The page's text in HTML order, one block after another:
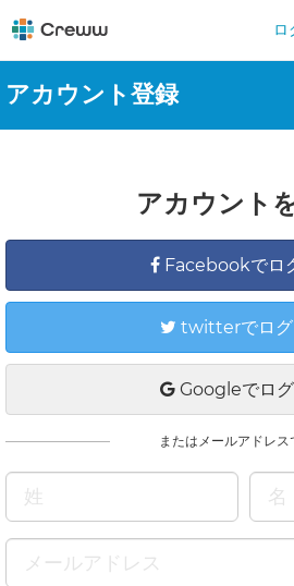
ロ
アカウント登録
アカウント
Facebookでロ
twitterでログ
Googleでロ
またはメールアドレス